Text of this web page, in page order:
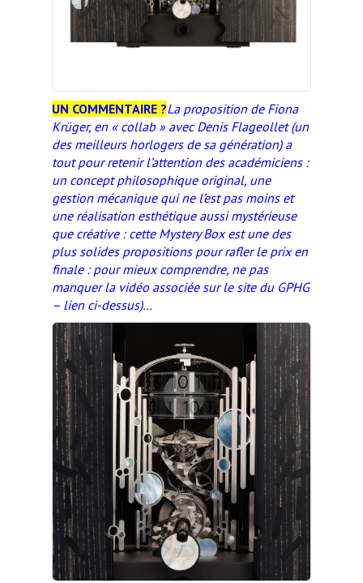
UN COMMENTAIRE ?La proposition de Fiona
Krüger, en « collab » avec Denis Flageollet (un
des meilleurs horlogers de sa génération) a
tout pour retenir l’attention des académiciens :
un concept philosophique original, une
gestion mécanique qui ne l’est pas moins et
une réalisation esthétique aussi mystérieuse
que créative : cette Mystery Box est une des
plus solides propositions pour rafler le prix en
finale : pour mieux comprendre, ne pas
manquer la vidéo associée sur le site du GPHG
– lien ci-dessus)…